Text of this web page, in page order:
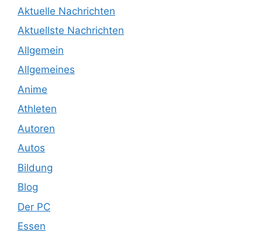
Aktuelle Nachrichten
Aktuellste Nachrichten
Allgemein
Allgemeines
Anime
Athleten
Autoren
Autos
Bildung
Blog
Der PC
Essen